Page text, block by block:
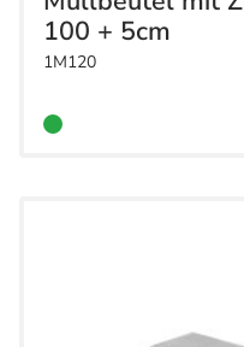
100 + 5cm
1M120